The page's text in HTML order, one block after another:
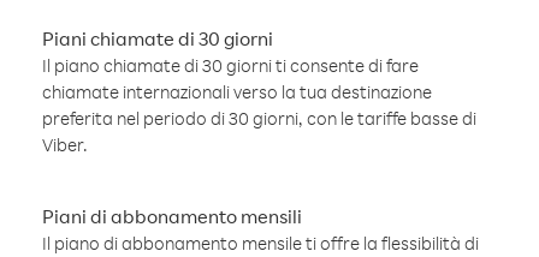
Piani chiamate di 30 giorni
Il piano chiamate di 30 giorni ti consente di fare
chiamate internazionali verso la tua destinazione
preferita nel periodo di 30 giorni, con le tariffe basse di
Viber.
Piani di abbonamento mensili
Il piano di abbonamento mensile ti offre la flessibilità di